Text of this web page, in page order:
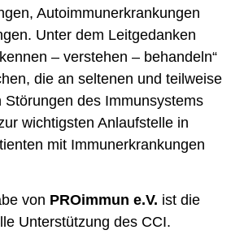
Autoimmunerkrankungen
Unter dem Leitgedanken
– verstehen – behandeln“
die an seltenen und teilweise
Störungen des Immunsystems
wichtigsten Anlaufstelle in
mit Immunerkrankungen
von PROimmun e.V. ist die
Unterstützung des CCI.